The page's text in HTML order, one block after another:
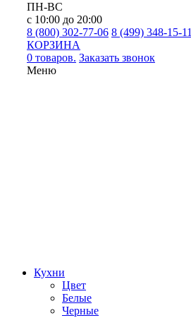
ПН-ВС
с 10:00 до 20:00
8 (800) 302-77-06 8 (499) 348-15-11
КОРЗИНА
0 товаров. Заказать звонок
Меню
Кухни
Цвет
Белые
Черные